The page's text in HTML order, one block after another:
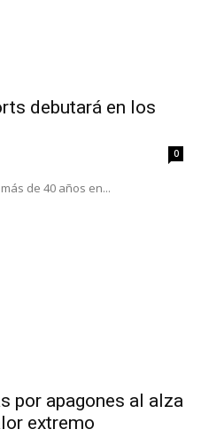
debutará en los
0
de 40 años en...
por apagones al alza
extremo